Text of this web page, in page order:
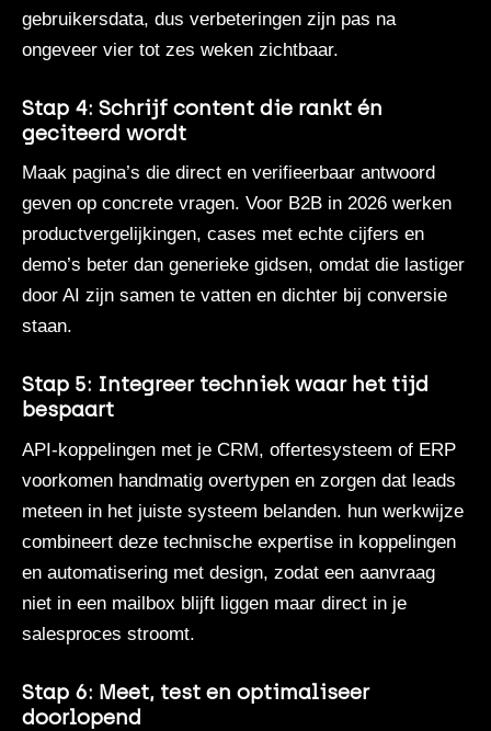
gebruikersdata, dus verbeteringen zijn pas na
ongeveer vier tot zes weken zichtbaar.
Stap 4: Schrijf content die rankt én
geciteerd wordt
Maak pagina’s die direct en verifieerbaar antwoord
geven op concrete vragen. Voor B2B in 2026 werken
productvergelijkingen, cases met echte cijfers en
demo’s beter dan generieke gidsen, omdat die lastiger
door AI zijn samen te vatten en dichter bij conversie
staan.
Stap 5: Integreer techniek waar het tijd
bespaart
API-koppelingen met je CRM, offertesysteem of ERP
voorkomen handmatig overtypen en zorgen dat leads
meteen in het juiste systeem belanden. hun werkwijze
combineert deze technische expertise in koppelingen
en automatisering met design, zodat een aanvraag
niet in een mailbox blijft liggen maar direct in je
salesproces stroomt.
Stap 6: Meet, test en optimaliseer
doorlopend